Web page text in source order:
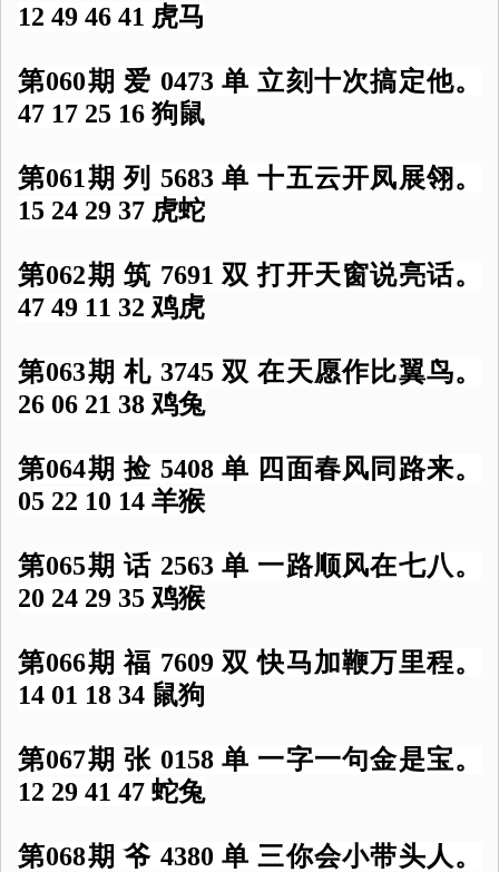
12 49 46 41 虎马
第060期 爱 0473 单 立刻十次搞定他。
47 17 25 16 狗鼠
第061期 列 5683 单 十五云开凤展翎。
15 24 29 37 虎蛇
第062期 筑 7691 双 打开天窗说亮话。
47 49 11 32 鸡虎
第063期 札 3745 双 在天愿作比翼鸟。
26 06 21 38 鸡兔
第064期 捡 5408 单 四面春风同路来。
05 22 10 14 羊猴
第065期 话 2563 单 一路顺风在七八。
20 24 29 35 鸡猴
第066期 福 7609 双 快马加鞭万里程。
14 01 18 34 鼠狗
第067期 张 0158 单 一字一句金是宝。
12 29 41 47 蛇兔
第068期 爷 4380 单 三你会小带头人。